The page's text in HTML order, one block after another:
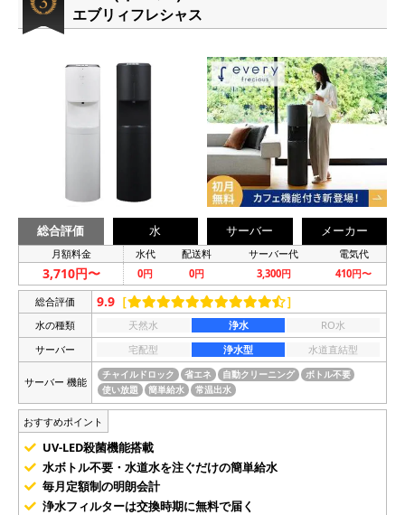
エブリィフレシャス
総合評価 水 サーバー メーカー
月額料金 水代 配送料 サーバー代 電気代
3,710円〜 0円 0円 3,300円 410円〜
総合評価 9.9 ［ ］
水の種類 天然水 浄水
RO水
サーバー
宅配型 浄水型 水道直結型
サーバー 機能
チャイルドロック 省エネ 自動クリーニング
ボトル不要
使い放題
簡単給水 常温出水
おすすめポイント
UV-LED殺菌機能搭載
水ボトル不要・水道水を注ぐだけの簡単給水
毎月定額制の明朗会計
浄水フィルターは交換時期に無料で届く